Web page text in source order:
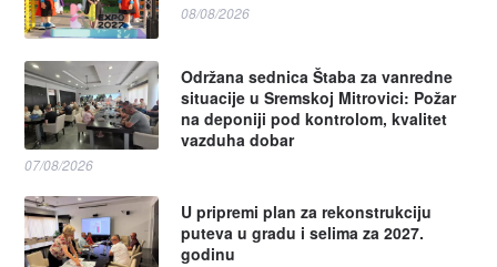
08/08/2026
Održana sednica Štaba za vanredne
situacije u Sremskoj Mitrovici: Požar
na deponiji pod kontrolom, kvalitet
vazduha dobar
07/08/2026
U pripremi plan za rekonstrukciju
puteva u gradu i selima za 2027.
godinu